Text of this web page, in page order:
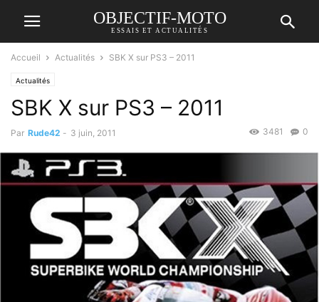
OBJECTIF-MOTO
ESSAIS ET ACTUALITÉS
Accueil Actualités SBK X sur PS3 – 2011
Actualités
SBK X sur PS3 – 2011
Par Rude42 - 3 juin, 2011 0
3481